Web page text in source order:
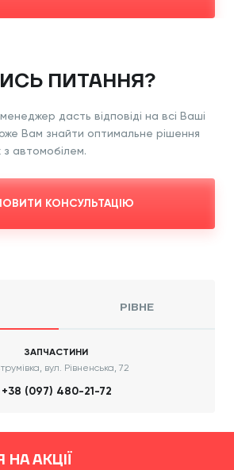
ПИТАННЯ?
менеджер дасть відповіді на всі Ваші
Вам знайти оптимальне рішення
з автомобілем.
КОНСУЛЬТАЦІЮ
РІВНЕ
ЗАПЧАСТИНИ
вул. Рівненська, 72
+38 (097) 480-21-72
АКЦІЇ